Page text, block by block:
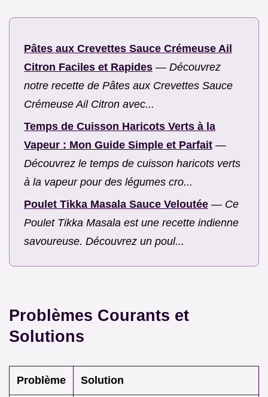
Pâtes aux Crevettes Sauce Crémeuse Ail
Citron Faciles et Rapides — Découvrez
notre recette de Pâtes aux Crevettes Sauce
Crémeuse Ail Citron avec...
Temps de Cuisson Haricots Verts à la
Vapeur : Mon Guide Simple et Parfait —
Découvrez le temps de cuisson haricots verts
à la vapeur pour des légumes cro...
Poulet Tikka Masala Sauce Veloutée — Ce
Poulet Tikka Masala est une recette indienne
savoureuse. Découvrez un poul...
Problèmes Courants et
Solutions
Problème Solution